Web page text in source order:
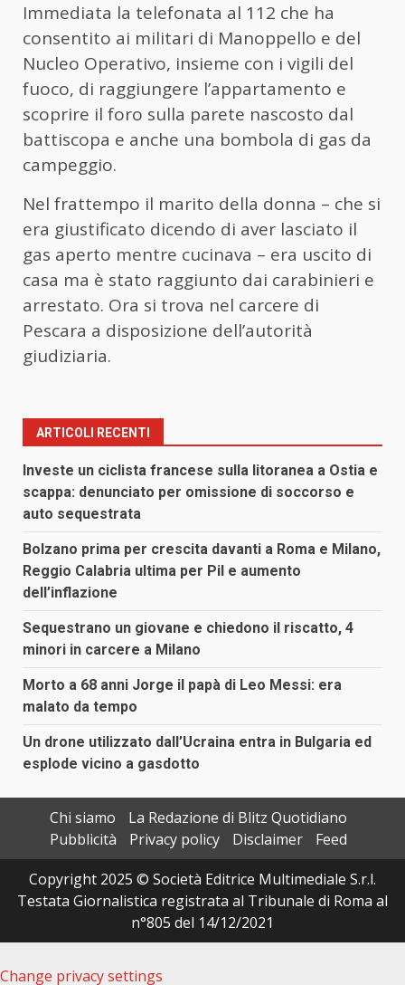
Immediata la telefonata al 112 che ha
consentito ai militari di Manoppello e del
Nucleo Operativo, insieme con i vigili del
fuoco, di raggiungere l’appartamento e
scoprire il foro sulla parete nascosto dal
battiscopa e anche una bombola di gas da
campeggio.
Nel frattempo il marito della donna – che si
era giustificato dicendo di aver lasciato il
gas aperto mentre cucinava – era uscito di
casa ma è stato raggiunto dai carabinieri e
arrestato. Ora si trova nel carcere di
Pescara a disposizione dell’autorità
giudiziaria.
ARTICOLI RECENTI
Investe un ciclista francese sulla litoranea a Ostia e
scappa: denunciato per omissione di soccorso e
auto sequestrata
Bolzano prima per crescita davanti a Roma e Milano,
Reggio Calabria ultima per Pil e aumento
dell’inflazione
Sequestrano un giovane e chiedono il riscatto, 4
minori in carcere a Milano
Morto a 68 anni Jorge il papà di Leo Messi: era
malato da tempo
Un drone utilizzato dall’Ucraina entra in Bulgaria ed
esplode vicino a gasdotto
Chi siamo
La Redazione di Blitz Quotidiano
Pubblicità
Privacy policy Disclaimer
Feed
Copyright 2025 © Società Editrice Multimediale S.r.l.
Testata Giornalistica registrata al Tribunale di Roma al
n°805 del 14/12/2021
Change privacy settings